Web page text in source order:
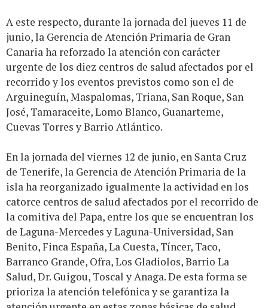
A este respecto, durante la jornada del jueves 11 de
junio, la Gerencia de Atención Primaria de Gran
Canaria ha reforzado la atención con carácter
urgente de los diez centros de salud afectados por el
recorrido y los eventos previstos como son el de
Arguineguín, Maspalomas, Triana, San Roque, San
José, Tamaraceite, Lomo Blanco, Guanarteme,
Cuevas Torres y Barrio Atlántico.
En la jornada del viernes 12 de junio, en Santa Cruz
de Tenerife, la Gerencia de Atención Primaria de la
isla ha reorganizado igualmente la actividad en los
catorce centros de salud afectados por el recorrido de
la comitiva del Papa, entre los que se encuentran los
de Laguna-Mercedes y Laguna-Universidad, San
Benito, Finca España, La Cuesta, Tíncer, Taco,
Barranco Grande, Ofra, Los Gladiolos, Barrio La
Salud, Dr. Guigou, Toscal y Anaga. De esta forma se
prioriza la atención telefónica y se garantiza la